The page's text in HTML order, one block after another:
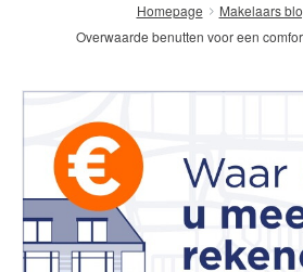
Homepage
Makelaars
Overwaarde benutten voor een